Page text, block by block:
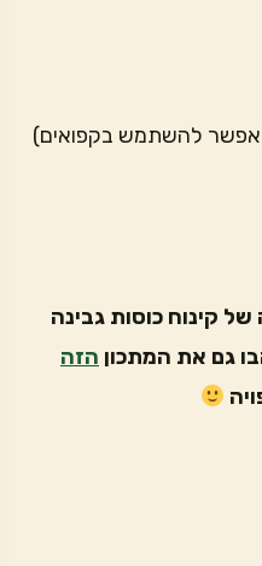
(אפשר להשתמש בקפואים)
קינוח כוסות גבינה
גם את המתכון הזה